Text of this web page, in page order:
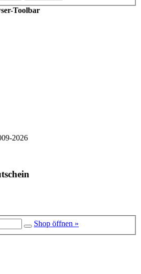
Toolbar
2026
Shop öffnen »